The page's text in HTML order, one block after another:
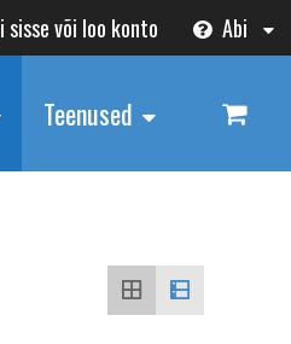
sisse või loo konto Abi
Teenused